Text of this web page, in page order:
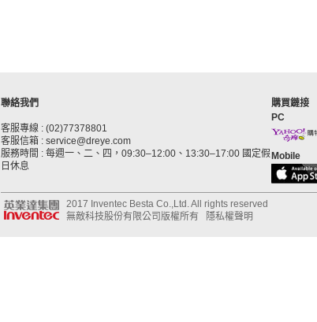
聯絡我們
客服專線 : (02)77378801
客服信箱 : service@dreye.com
服務時間 : 每週一、二、四，09:30–12:00、13:30–17:00 國定假
日休息
購買鏈接
PC
Mobile
2017 Inventec Besta Co.,Ltd. All rights reserved
無敵科技股份有限公司版權所有
隱私權聲明